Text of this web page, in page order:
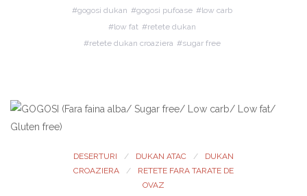
gogosi dukan
gogosi pufoase
low carb
low fat
retete dukan
retete dukan croaziera
sugar free
DESERTURI DUKAN ATAC
DUKAN
CROAZIERA
RETETE FARA TARATE DE
OVAZ